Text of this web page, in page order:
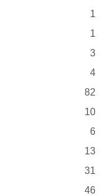
1
1
3
4
82
10
6
13
31
46